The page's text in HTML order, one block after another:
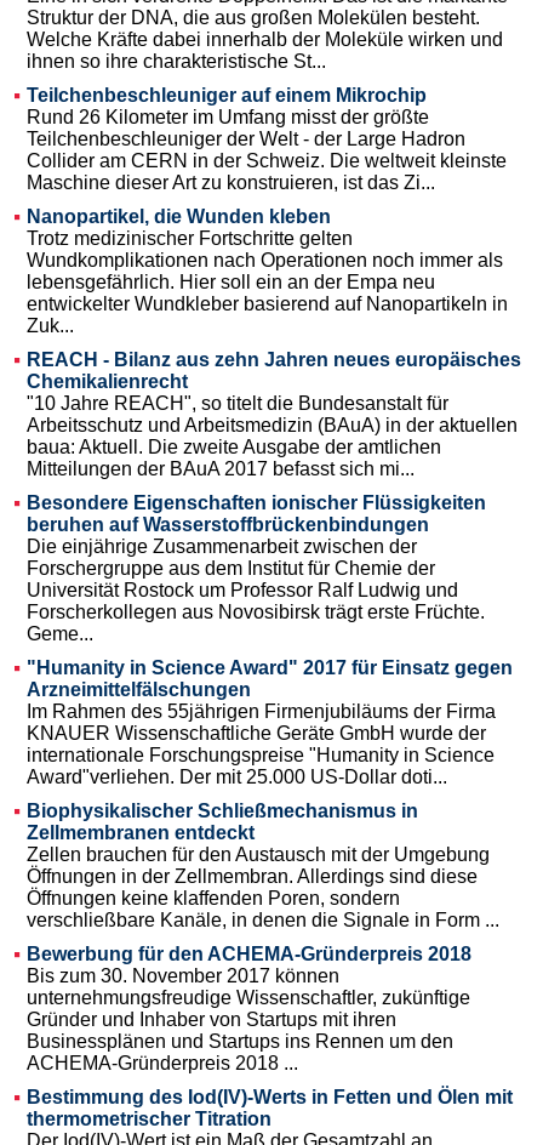
Struktur der DNA, die aus großen Molekülen besteht.
Welche Kräfte dabei innerhalb der Moleküle wirken und
ihnen so ihre charakteristische St...
Teilchenbeschleuniger auf einem Mikrochip
Rund 26 Kilometer im Umfang misst der größte
Teilchenbeschleuniger der Welt - der Large Hadron
Collider am CERN in der Schweiz. Die weltweit kleinste
Maschine dieser Art zu konstruieren, ist das Zi...
Nanopartikel, die Wunden kleben
Trotz medizinischer Fortschritte gelten
Wundkomplikationen nach Operationen noch immer als
lebensgefährlich. Hier soll ein an der Empa neu
entwickelter Wundkleber basierend auf Nanopartikeln in
Zuk...
REACH - Bilanz aus zehn Jahren neues europäisches
Chemikalienrecht
"10 Jahre REACH", so titelt die Bundesanstalt für
Arbeitsschutz und Arbeitsmedizin (BAuA) in der aktuellen
baua: Aktuell. Die zweite Ausgabe der amtlichen
Mitteilungen der BAuA 2017 befasst sich mi...
Besondere Eigenschaften ionischer Flüssigkeiten
beruhen auf Wasserstoffbrückenbindungen
Die einjährige Zusammenarbeit zwischen der
Forschergruppe aus dem Institut für Chemie der
Universität Rostock um Professor Ralf Ludwig und
Forscherkollegen aus Novosibirsk trägt erste Früchte.
Geme...
"Humanity in Science Award" 2017 für Einsatz gegen
Arzneimittelfälschungen
Im Rahmen des 55jährigen Firmenjubiläums der Firma
KNAUER Wissenschaftliche Geräte GmbH wurde der
internationale Forschungspreise "Humanity in Science
Award"verliehen. Der mit 25.000 US-Dollar doti...
Biophysikalischer Schließmechanismus in
Zellmembranen entdeckt
Zellen brauchen für den Austausch mit der Umgebung
Öffnungen in der Zellmembran. Allerdings sind diese
Öffnungen keine klaffenden Poren, sondern
verschließbare Kanäle, in denen die Signale in Form ...
Bewerbung für den ACHEMA-Gründerpreis 2018
Bis zum 30. November 2017 können
unternehmungsfreudige Wissenschaftler, zukünftige
Gründer und Inhaber von Startups mit ihren
Businessplänen und Startups ins Rennen um den
ACHEMA-Gründerpreis 2018 ...
Bestimmung des Iod(IV)-Werts in Fetten und Ölen mit
thermometrischer Titration
Der Iod(IV)-Wert ist ein Maß der Gesamtzahl an